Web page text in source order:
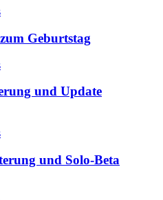
Geburtstag
und Update
und Solo-Beta